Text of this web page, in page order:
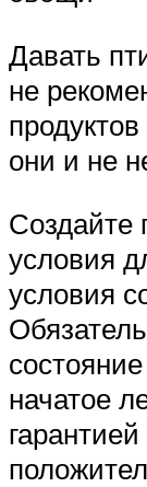
Давать
не
они и не
Создайте
условия
условия
начатое